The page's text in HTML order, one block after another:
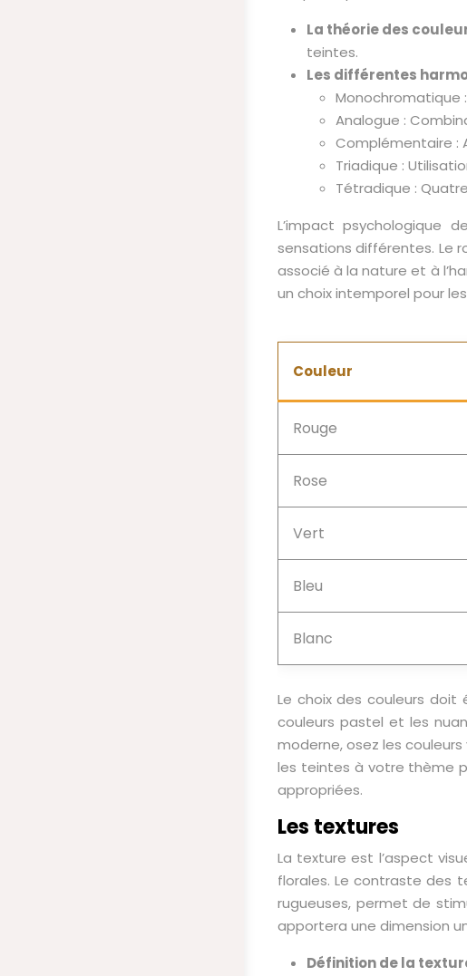
La théorie des
teintes.
Les différentes
Monochromatique
Analogue :
Complémentaire :
Triadique :
Tétradique :
L’impact psychologique
sensations différentes. Le
associé à la nature et à
un choix intemporel pour
Couleur
Rouge
Rose
Vert
Bleu
Blanc
Le choix des couleurs
couleurs pastel et les
moderne, osez les
les teintes à votre thème
appropriées.
Les textures
La texture est l’aspect
florales. Le contraste des
rugueuses, permet de
apportera une dimension
Définition de la